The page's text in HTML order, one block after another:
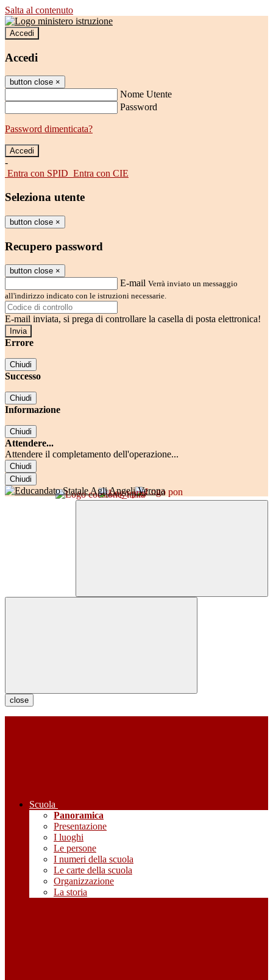
Salta al contenuto
Accedi
Accedi
button close ×
Nome Utente
Password
Password dimenticata?
-
Entra con SPID Entra con CIE
Seleziona utente
button close ×
Recupero password
button close ×
E-mail Verrà inviato un messaggio
all'indirizzo indicato con le istruzioni necessarie.
E-mail inviata, si prega di controllare la casella di posta elettronica!
Errore
Chiudi
Successo
Chiudi
Informazione
Chiudi
Attendere...
Attendere il completamento dell'operazione...
Chiudi
Chiudi
close
Scuola
Panoramica
Presentazione
I luoghi
Le persone
I numeri della scuola
Le carte della scuola
Organizzazione
La storia